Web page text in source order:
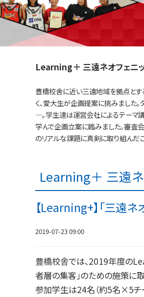
Learning＋ 三遠ネオフェニ
豊橋校舎に近い三遠地域を拠点とす
く、愛大生が企画提案に挑みました
―。学生達は運営会社によるテーマ
学んで企画立案に臨みました。審査
のリアルな課題に真剣に取り組んだ
Learning＋ 三遠
【Learning+】「三遠
2019-07-23 09:00
豊橋校舎では、2019年度の
者層の集客」のための施策に
参加学生は24名（約5名×5チ